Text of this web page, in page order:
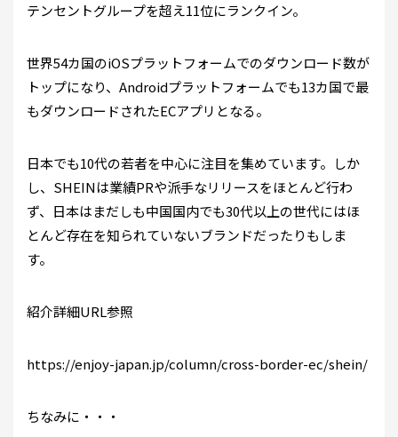
テンセントグループを超え11位にランクイン。
世界54カ国のiOSプラットフォームでのダウンロード数が
トップになり、Androidプラットフォームでも13カ国で最
もダウンロードされたECアプリとなる。
日本でも10代の若者を中心に注目を集めています。しか
し、SHEINは業績PRや派手なリリースをほとんど行わ
ず、日本はまだしも中国国内でも30代以上の世代にはほ
とんど存在を知られていないブランドだったりもしま
す。
紹介詳細URL参照
https://enjoy-japan.jp/column/cross-border-ec/shein/
ちなみに・・・